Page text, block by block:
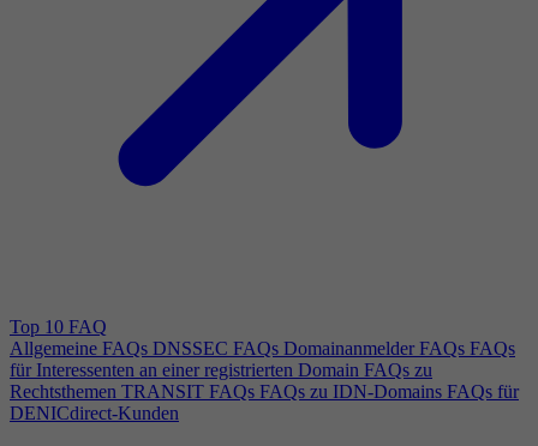
Top 10 FAQ
Allgemeine FAQs DNSSEC FAQs Domainanmelder FAQs FAQs
für Interessenten an einer registrierten Domain FAQs zu
Rechtsthemen TRANSIT FAQs FAQs zu IDN-Domains FAQs für
DENICdirect-Kunden